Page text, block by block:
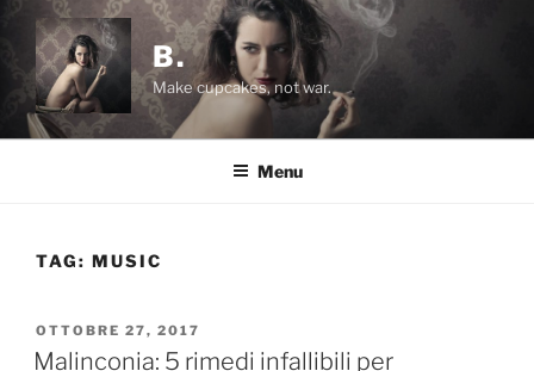
Salta
contenuto
B.
Make cupcakes, not war.
Menu
TAG: MUSIC
PUBBLICATO
IL
OTTOBRE 27, 2017
Malinconia: 5 rimedi infallibili per